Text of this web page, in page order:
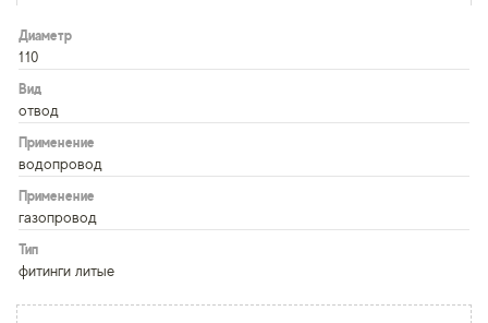
Диаметр
110
Вид
отвод
Применение
водопровод
Применение
газопровод
Тип
фитинги литые